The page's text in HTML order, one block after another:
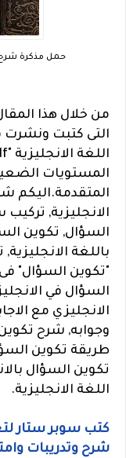
حمل مذكرة شرح
من خلال هذا
التى كتبت
المستويات
المتقدمة.اليكم
الانجليزية, تركيب
السؤال, تكوين
باللغة
السؤال في
الانجليزي مع
وجوابه, شرح
طريقة تكوين
تكوين السؤال
اللغة الانجليزية.
شرح وتدريبات